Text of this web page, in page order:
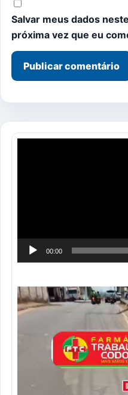
Salvar meus dados
próxima vez que eu
00:00
Tocador
de